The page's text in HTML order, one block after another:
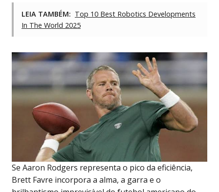
LEIA TAMBÉM: Top 10 Best Robotics Developments
In The World 2025
Se Aaron Rodgers representa o pico da eficiência,
Brett Favre incorpora a alma, a garra e o